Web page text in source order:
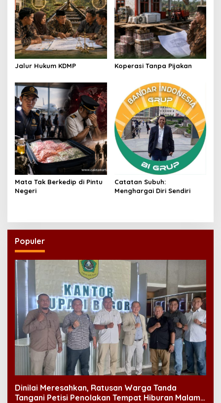
Jalur Hukum KDMP Koperasi Tanpa Pijakan
Mata Tak Berkedip di Pintu
Negeri
Catatan Subuh:
Menghargai Diri Sendiri
Populer
Dinilai Meresahkan, Ratusan Warga Tanda
Tangani Petisi Penolakan Tempat Hiburan Malam